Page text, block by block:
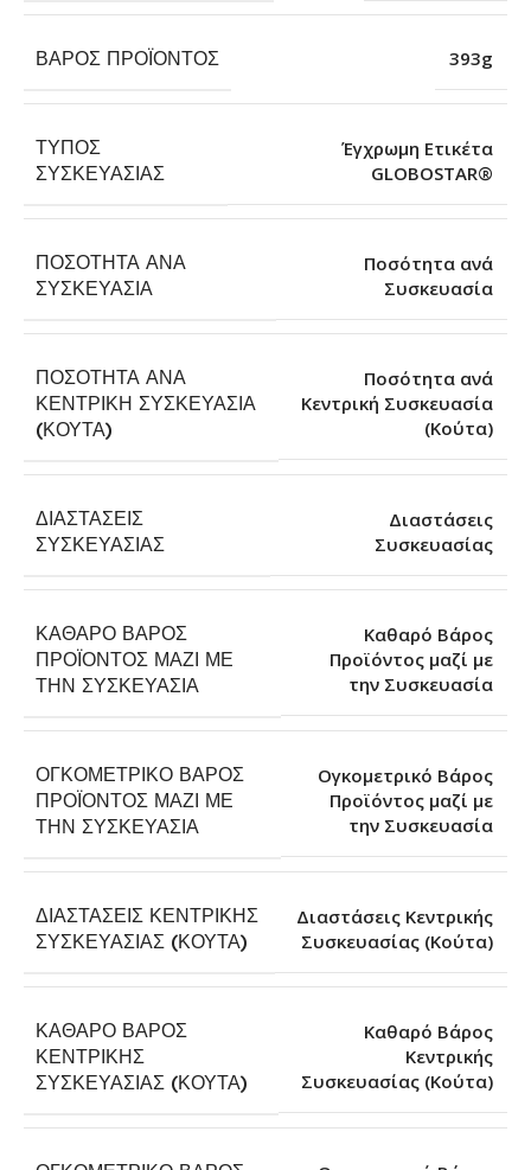
ΒΆΡΟΣ ΠΡΟΪΌΝΤΟΣ 393g
ΤΎΠΟΣ
ΣΥΣΚΕΥΑΣΊΑΣ
Έγχρωμη Ετικέτα
GLOBOSTAR®
ΠΟΣΌΤΗΤΑ ΑΝΆ
ΣΥΣΚΕΥΑΣΊΑ
Ποσότητα ανά
Συσκευασία
ΠΟΣΌΤΗΤΑ ΑΝΆ
ΚΕΝΤΡΙΚΉ ΣΥΣΚΕΥΑΣΊΑ
(ΚΟΎΤΑ)
Ποσότητα ανά
Κεντρική Συσκευασία
(Κούτα)
ΔΙΑΣΤΆΣΕΙΣ
ΣΥΣΚΕΥΑΣΊΑΣ
Διαστάσεις
Συσκευασίας
ΚΑΘΑΡΌ ΒΆΡΟΣ
ΠΡΟΪΌΝΤΟΣ ΜΑΖΊ ΜΕ
ΤΗΝ ΣΥΣΚΕΥΑΣΊΑ
Καθαρό Βάρος
Προϊόντος μαζί με
την Συσκευασία
ΟΓΚΟΜΕΤΡΙΚΌ ΒΆΡΟΣ
ΠΡΟΪΌΝΤΟΣ ΜΑΖΊ ΜΕ
ΤΗΝ ΣΥΣΚΕΥΑΣΊΑ
Ογκομετρικό Βάρος
Προϊόντος μαζί με
την Συσκευασία
ΔΙΑΣΤΆΣΕΙΣ ΚΕΝΤΡΙΚΉΣ
ΣΥΣΚΕΥΑΣΊΑΣ (ΚΟΎΤΑ)
Διαστάσεις Κεντρικής
Συσκευασίας (Κούτα)
ΚΑΘΑΡΌ ΒΆΡΟΣ
ΚΕΝΤΡΙΚΉΣ
ΣΥΣΚΕΥΑΣΊΑΣ (ΚΟΎΤΑ)
Καθαρό Βάρος
Κεντρικής
Συσκευασίας (Κούτα)